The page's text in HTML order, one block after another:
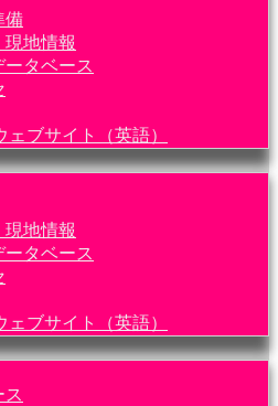
備
地情報
タベース
ブサイト（英語）
地情報
タベース
ブサイト（英語）
ス